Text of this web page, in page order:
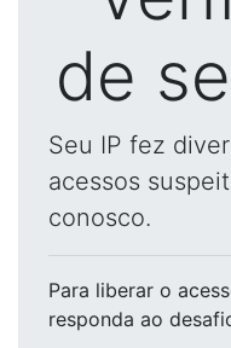
de
Seu IP fez
acessos
conosco.
Para liberar o
responda ao